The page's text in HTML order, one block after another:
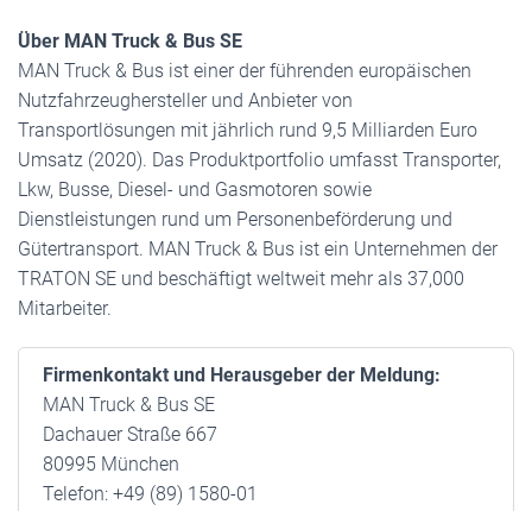
Über MAN Truck & Bus SE
MAN Truck & Bus ist einer der führenden europäischen
Nutzfahrzeughersteller und Anbieter von
Transportlösungen mit jährlich rund 9,5 Milliarden Euro
Umsatz (2020). Das Produktportfolio umfasst Transporter,
Lkw, Busse, Diesel- und Gasmotoren sowie
Dienstleistungen rund um Personenbeförderung und
Gütertransport. MAN Truck & Bus ist ein Unternehmen der
TRATON SE und beschäftigt weltweit mehr als 37,000
Mitarbeiter.
Firmenkontakt und Herausgeber der Meldung:
MAN Truck & Bus SE
Dachauer Straße 667
80995 München
Telefon: +49 (89) 1580-01